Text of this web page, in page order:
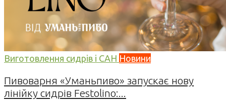
Виготовлення сидрів і САН Новини
Пивоварня «Уманьпиво» запускає нову
лінійку сидрів Festolino:...